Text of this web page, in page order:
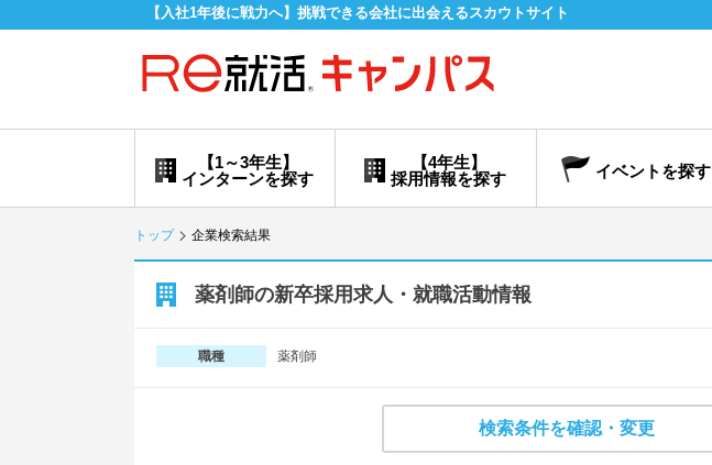
【入社1年後に戦力へ】挑戦できる会社に出会えるスカウトサイト
【4年生】
採用情報を探す
【1～3年生】
インターンを探す
イベントを探す
トップ 企業検索結果
薬剤師の新卒採用求人・就職活動情報
職種 薬剤師
検索条件を確認・変更